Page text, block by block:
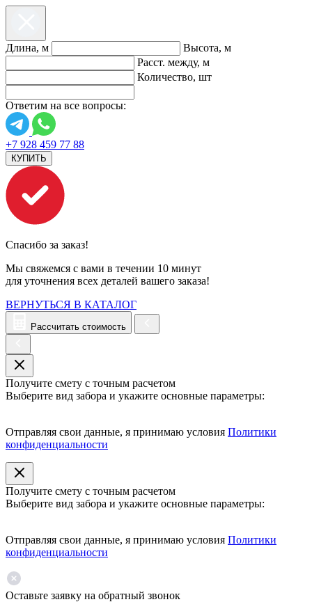
Длина, м
Высота, м
Расст. между, м
Количество, шт
Ответим на все вопросы:
+7 928 459 77 88
КУПИТЬ
Спасибо за заказ!
Мы свяжемся с вами в течении 10 минут
для уточнения всех деталей вашего заказа!
ВЕРНУТЬСЯ В КАТАЛОГ
Рассчитать стоимость
Получите смету с точным расчетом
Выберите вид забора и укажите основные параметры:
Отправляя свои данные, я принимаю условия Политики
конфиденциальности
Получите смету с точным расчетом
Выберите вид забора и укажите основные параметры:
Отправляя свои данные, я принимаю условия Политики
конфиденциальности
Оставьте заявку на обратный звонок